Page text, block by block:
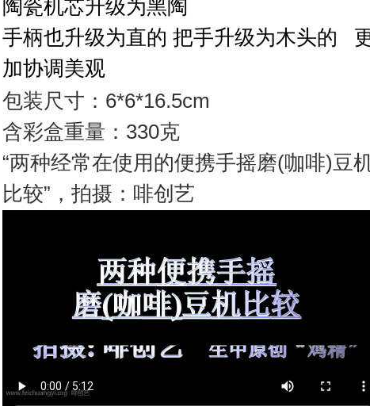
陶瓷机芯升级为黑陶
手柄也升级为直的 把手升级为木头的
加协调美观
包装尺寸： 6*6*16.5cm
含彩盒重量：330克
“两种经常在使用的便携手摇磨(咖啡)豆
比较”，拍摄：啡创艺